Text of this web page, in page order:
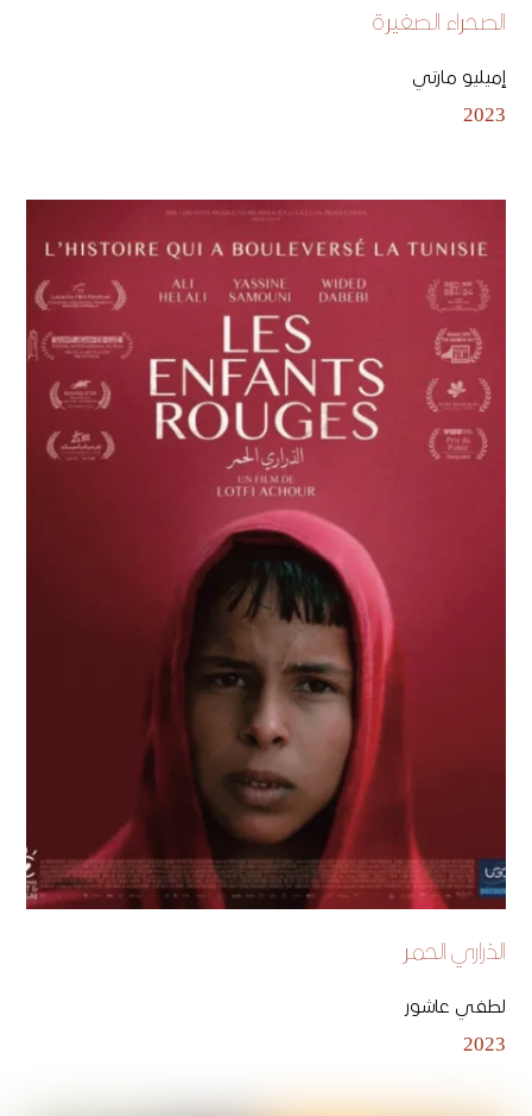
الصحراء الصغيرة
إميليو مارتي
2023
الذراري الحمر
لطفي عاشور
2023